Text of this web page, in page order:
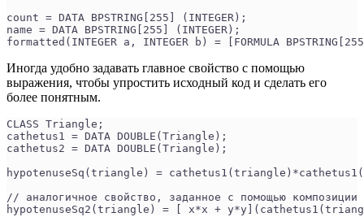
count = DATA BPSTRING[255] (INTEGER);
name = DATA BPSTRING[255] (INTEGER);
formatted(INTEGER a, INTEGER b) = [FORMULA
Иногда удобно задавать главное свойство с помощью
выражения, чтобы упростить исходный код и сделать его
более понятным.
CLASS Triangle;
cathetus1 = DATA DOUBLE(Triangle);
cathetus2 = DATA DOUBLE(Triangle);
hypotenuseSq(triangle) =
// аналогичное свойство, заданное с помощью композиции
hypotenuseSq2(triangle) = [ x*x +